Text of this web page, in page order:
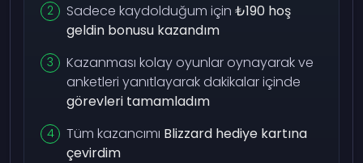
Sadece kaydolduğum için₺190 hoş
geldin bonusu kazandım
Kazanması kolay oyunlar oynayarak ve
anketleri yanıtlayarak dakikalar içinde
görevleri tamamladım
Tüm kazancımı Blizzard hediye kartına
çevirdim